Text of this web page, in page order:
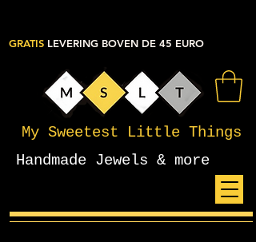
My Sweetest Little Things
Handmade Jewels & more
GRATIS LEVERING BOVEN DE 45 EURO